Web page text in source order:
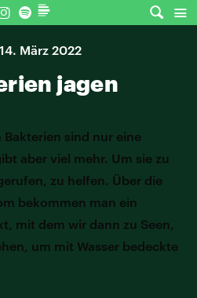
März 2022
jagen
sind nur eine
aber viel mehr. Um sie zu
zu helfen. Über die
bekommen man ein
mit dem wir dann zu Seen,
um mit Wasser bedeckte